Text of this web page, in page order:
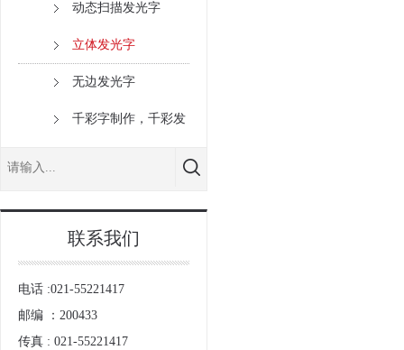
动态扫描发光字
立体发光字
无边发光字
千彩字制作，千彩发
联系我们
电话 :021-55221417
邮编 ：200433
传真 : 021-55221417